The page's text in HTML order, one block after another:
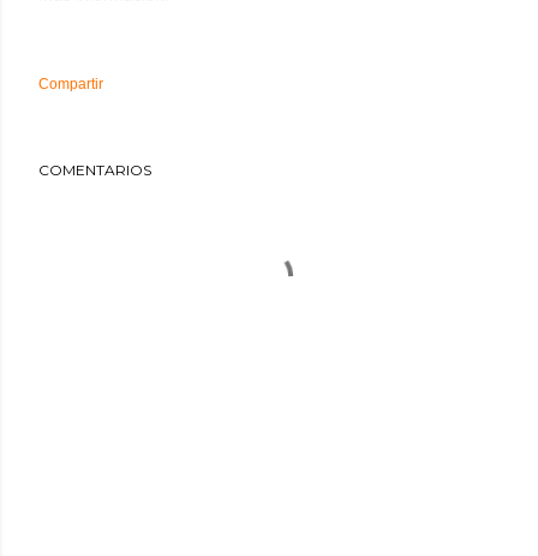
Compartir
COMENTARIOS